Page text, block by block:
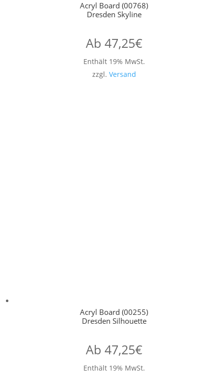
Acryl Board (00768)
Dresden Skyline
Ab 47,25€
Enthält 19% MwSt.
zzgl. Versand
Acryl Board (00255)
Dresden Silhouette
Ab 47,25€
Enthält 19% MwSt.